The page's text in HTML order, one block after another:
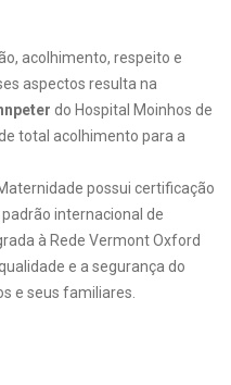
acolhimento, respeito e
aspectos resulta na
do Hospital Moinhos de
total acolhimento para a
possui certificação
internacional de
à Rede Vermont Oxford
e a segurança do
e seus familiares.